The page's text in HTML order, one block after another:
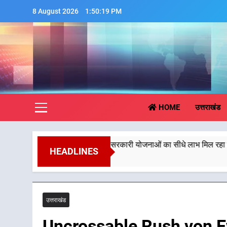
content
8 August 2026 1:50:20 PM
HOME उत्तराखंड
HEADLINES
पात्र लोगों को सरकारी योजनाओं का सीधे लाभ मिल रहा है
उत्तराखंड